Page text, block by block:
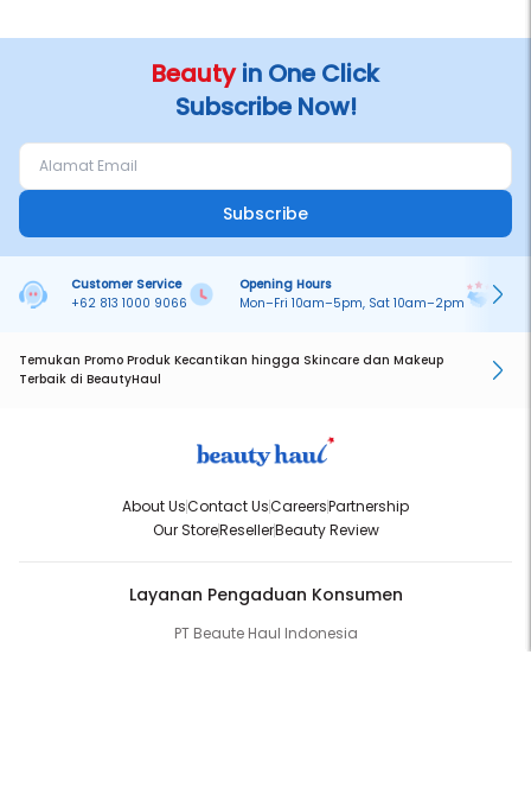
Beautyin One Click
Subscribe Now!
Subscribe
Customer Service
+62 813 1000 9066
Opening Hours
Mon–Fri 10am–5pm, Sat 10am–2pm
Temukan Promo Produk Kecantikan hingga Skincare dan Makeup
Terbaik di BeautyHaul
About UsContact UsCareersPartnership
Our StoreResellerBeauty Review
Layanan Pengaduan Konsumen
PT Beaute Haul Indonesia